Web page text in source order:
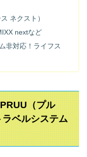
ネクスト）
nextなど
非対応！ライフス
（プル
ベルシステム